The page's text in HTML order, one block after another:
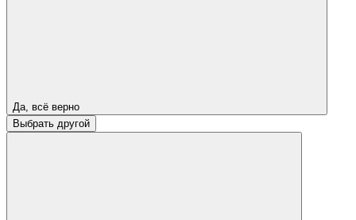
Да, всё верно
Выбрать другой